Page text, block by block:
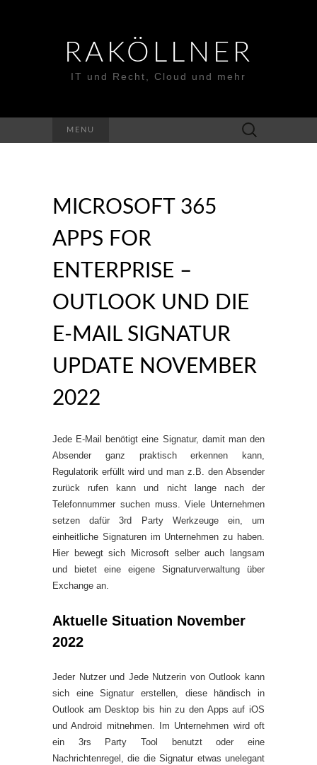
RAKÖLLNER
IT und Recht, Cloud und mehr
MENU
Suchen
nach:
MICROSOFT 365
APPS FOR
ENTERPRISE –
OUTLOOK UND DIE
E-MAIL SIGNATUR
UPDATE NOVEMBER
2022
Jede E-Mail benötigt eine Signatur, damit man den
Absender ganz praktisch erkennen kann,
Regulatorik erfüllt wird und man z.B. den Absender
zurück rufen kann und nicht lange nach der
Telefonnummer suchen muss. Viele Unternehmen
setzen dafür 3rd Party Werkzeuge ein, um
einheitliche Signaturen im Unternehmen zu haben.
Hier bewegt sich Microsoft selber auch langsam
und bietet eine eigene Signaturverwaltung über
Exchange an.
Aktuelle Situation November
2022
Jeder Nutzer und Jede Nutzerin von Outlook kann
sich eine Signatur erstellen, diese händisch in
Outlook am Desktop bis hin zu den Apps auf iOS
und Android mitnehmen. Im Unternehmen wird oft
ein 3rs Party Tool benutzt oder eine
Nachrichtenregel, die die Signatur etwas unelegant